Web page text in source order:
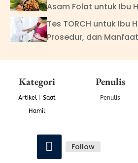
Asam Folat untuk Ibu
Tes TORCH untuk Ibu
Prosedur, dan Manfaat
Kategori
Artikel| Saat
Hamil
Penulis
Penulis
Follow